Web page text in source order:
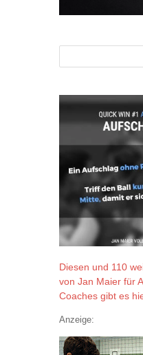
Diesen und 110
von Jan Maier für
Coaches gibt es
Anzeige: